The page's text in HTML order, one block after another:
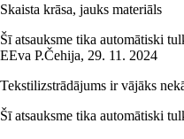
Skaista krāsa, jauks materiāls
Šī atsauksme tika automātiski
EEva P.Čehija, 29. 11. 2024
Tekstilizstrādājums ir vājāks
Šī atsauksme tika automātiski